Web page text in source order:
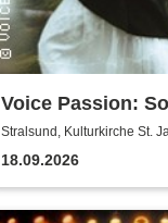
Voice Passion:
Outlander,
Kingdom
Stralsund, Kulturkirche St.
18.09.2026